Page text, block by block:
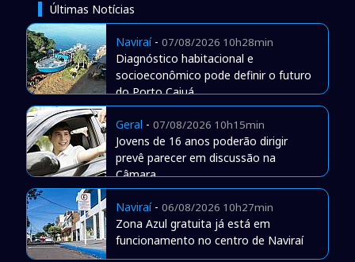
Últimas Notícias
Naviraí- 07/08/2026 10h28min
Diagnóstico habitacional e
socioeconômico pode definir o futuro
do Porto Caiuá
Geral - 07/08/2026 10h15min
Jovens de 16 anos poderão dirigir
prevê parecer em discussão na
Câmara
Naviraí- 06/08/2026 10h27min
Zona Azul gratuita já está em
funcionamento no centro de Naviraí